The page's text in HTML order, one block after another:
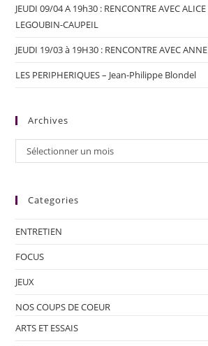
JEUDI 09/04 A 19h30 : RENCONTRE AVEC
LEGOUBIN-CAUPEIL
JEUDI 19/03 à 19H30 : RENCONTRE AVEC
LES PERIPHERIQUES – Jean-Philippe Blondel
Archives
Sélectionner un mois
Categories
ENTRETIEN
FOCUS
JEUX
NOS COUPS DE COEUR
ARTS ET ESSAIS